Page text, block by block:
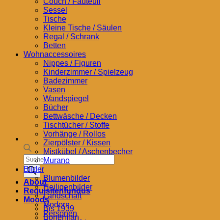
Products
search
About
Requisitenfundus
Moods
Bis 1939
Bohemian
Sessel
Tische
Kleine Tische / Säulen
Regal / Schrank
Betten
Wohnaccessoires
Nippes / Figuren
Kinderzimmer / Spielzeug
Badezimmer
Vasen
Wandspiegel
Bücher
Bettwäsche / Decken
Tischtücher / Stoffe
Vorhänge / Rollos
Zierpölster / Kissen
Mistkübel / Aschenbecher
Murano
Bilder
Blumenbilder
Heiligenbilder
Landschaft
Modern
Personen